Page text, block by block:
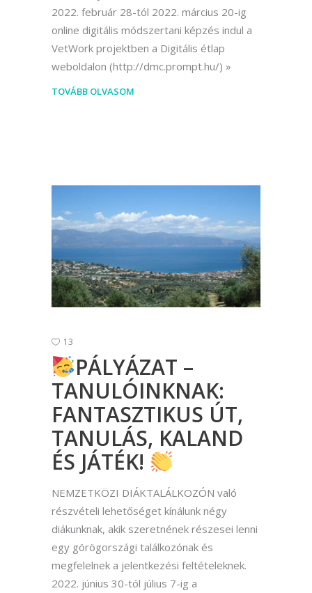
2022. február 28-tól 2022. március 20-ig
online digitális módszertani képzés indul a
VetWork projektben a Digitális étlap
weboldalon (http://dmc.prompt.hu/)
TOVÁBB OLVASOM
13
PÁLYÁZAT –
TANULÓINKNAK:
FANTASZTIKUS ÚT,
TANULÁS, KALAND
ÉS JÁTÉK!
NEMZETKÖZI DIÁKTALÁLKOZÓN való
részvételi lehetőséget kínálunk négy
diákunknak, akik szeretnének részesei lenni
egy görögországi találkozónak és
megfelelnek a jelentkezési feltételeknek.
2022. június 30-tól július 7-ig a